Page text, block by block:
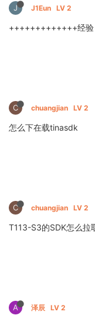
J J1Eun LV 2
+++++++++++++经验
C chuangjian LV 2
怎么下在载tinasdk
C chuangjian LV 2
T113-S3的SDK怎么拉
A 泽辰 LV 2